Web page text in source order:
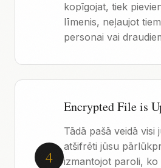
kopīgojat, tiek
līmenis, neļaujot
personai vai
4
Encrypted File is
Tādā pašā veidā visi
atšifrēti jūsu
izmantojot paroli,